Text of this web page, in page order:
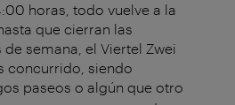
horas, todo vuelve a la
que cierran las
semana, el Viertel Zwei
concurrido, siendo
paseos o algún que otro